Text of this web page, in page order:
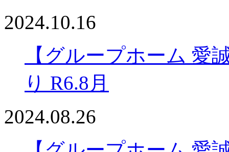
2024.10.16
【グループホーム 愛
り R6.8月
2024.08.26